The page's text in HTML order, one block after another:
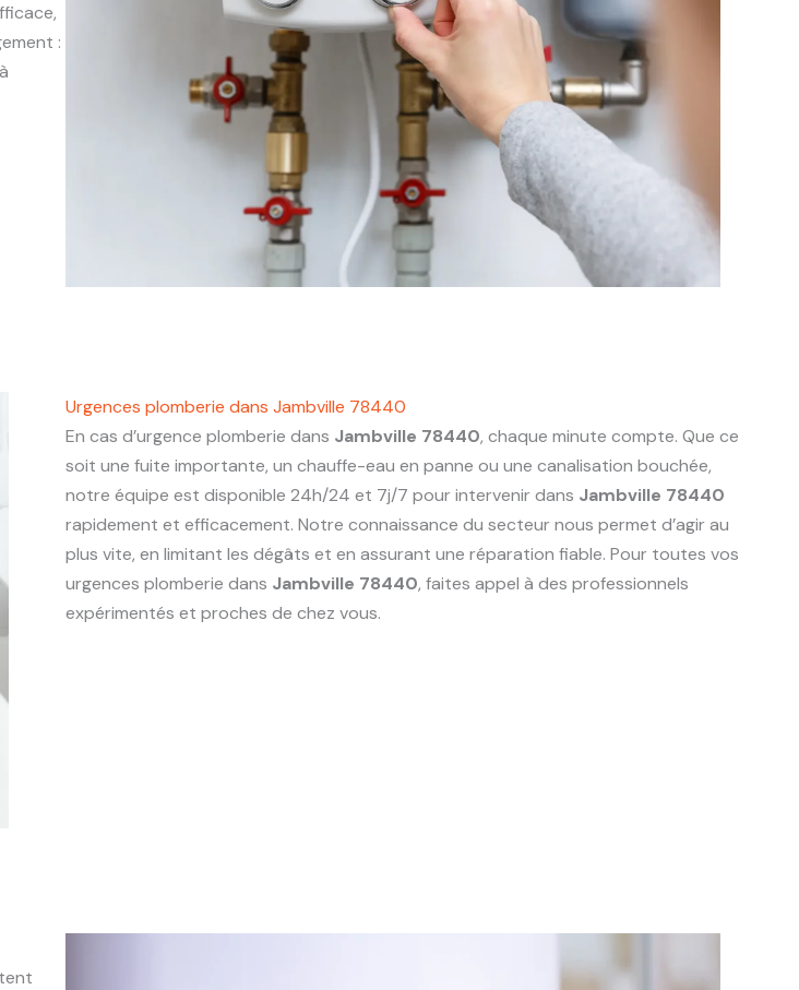
:
Urgences plomberie dans Jambville 78440
En cas d’urgence plomberie dans Jambville 78440, chaque minute compte. Que ce
soit une fuite importante, un chauffe-eau en panne ou une canalisation bouchée,
notre équipe est disponible 24h/24 et 7j/7 pour intervenir dans Jambville 78440
rapidement et efficacement. Notre connaissance du secteur nous permet d’agir au
plus vite, en limitant les dégâts et en assurant une réparation fiable. Pour toutes vos
urgences plomberie dans Jambville 78440, faites appel à des professionnels
expérimentés et proches de chez vous.